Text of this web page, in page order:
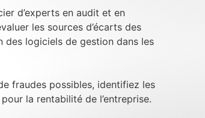
d’experts en audit et en
les sources d’écarts des
des logiciels de gestion dans les
fraudes possibles, identifiez les
la rentabilité de l’entreprise.